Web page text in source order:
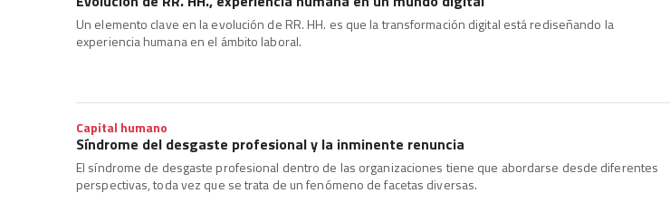
Un elemento clave en la evolución de RR. HH. es que la transformación digital está rediseñando la
experiencia humana en el ámbito laboral.
Capital humano
Síndrome del desgaste profesional y la inminente renuncia
El síndrome de desgaste profesional dentro de las organizaciones tiene que abordarse desde diferentes
perspectivas, toda vez que se trata de un fenómeno de facetas diversas.